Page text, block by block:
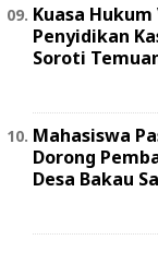
Kuasa
Penyidikan
Soroti
Mahasiswa
Dorong
Desa Bakau